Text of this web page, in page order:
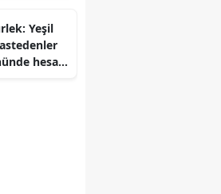
Yeşil
hesap